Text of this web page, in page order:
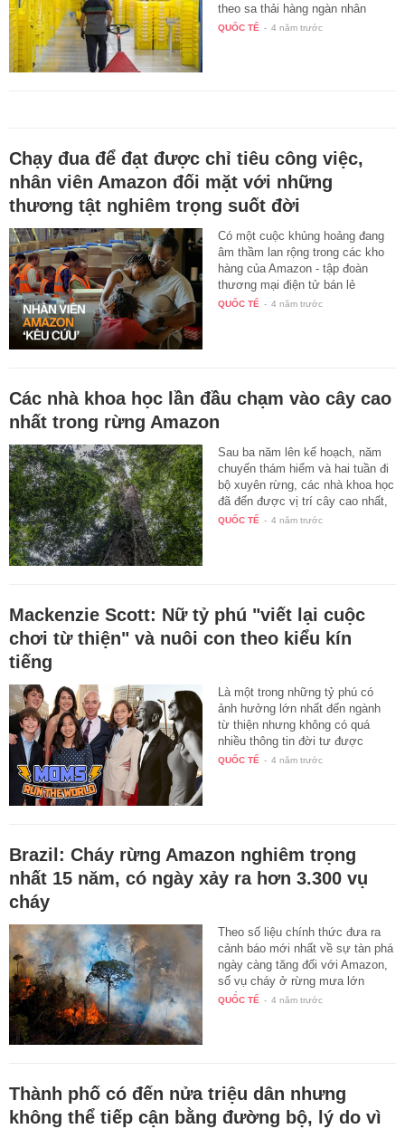
theo sa thải hàng ngàn nhân
viên…
QUỐC TẾ - 4 năm trước
Chạy đua để đạt được chỉ tiêu công việc,
nhân viên Amazon đối mặt với những
thương tật nghiêm trọng suốt đời
Có một cuộc khủng hoảng đang
âm thầm lan rộng trong các kho
hàng của Amazon - tập đoàn
thương mại điện tử bán lẻ
hàng…
QUỐC TẾ - 4 năm trước
Các nhà khoa học lần đầu chạm vào cây cao
nhất trong rừng Amazon
Sau ba năm lên kế hoạch, năm
chuyến thám hiểm và hai tuần đi
bộ xuyên rừng, các nhà khoa học
đã đến được vị trí cây cao nhất,
…
QUỐC TẾ - 4 năm trước
Mackenzie Scott: Nữ tỷ phú "viết lại cuộc
chơi từ thiện" và nuôi con theo kiểu kín
tiếng
Là một trong những tỷ phú có
ảnh hưởng lớn nhất đến ngành
từ thiện nhưng không có quá
nhiều thông tin đời tư được
khai…
QUỐC TẾ - 4 năm trước
Brazil: Cháy rừng Amazon nghiêm trọng
nhất 15 năm, có ngày xảy ra hơn 3.300 vụ
cháy
Theo số liệu chính thức đưa ra
cảnh báo mới nhất về sự tàn phá
ngày càng tăng đối với Amazon,
số vụ cháy ở rừng mưa lớn
nhất…
QUỐC TẾ - 4 năm trước
Thành phố có đến nửa triệu dân nhưng
không thể tiếp cận bằng đường bộ, lý do vì